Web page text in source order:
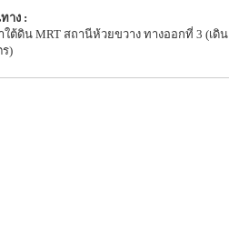
าง :
ต้ดิน MRT สถานีห้วยขวาง ทางออกที่ 3 (เดิน
ร)